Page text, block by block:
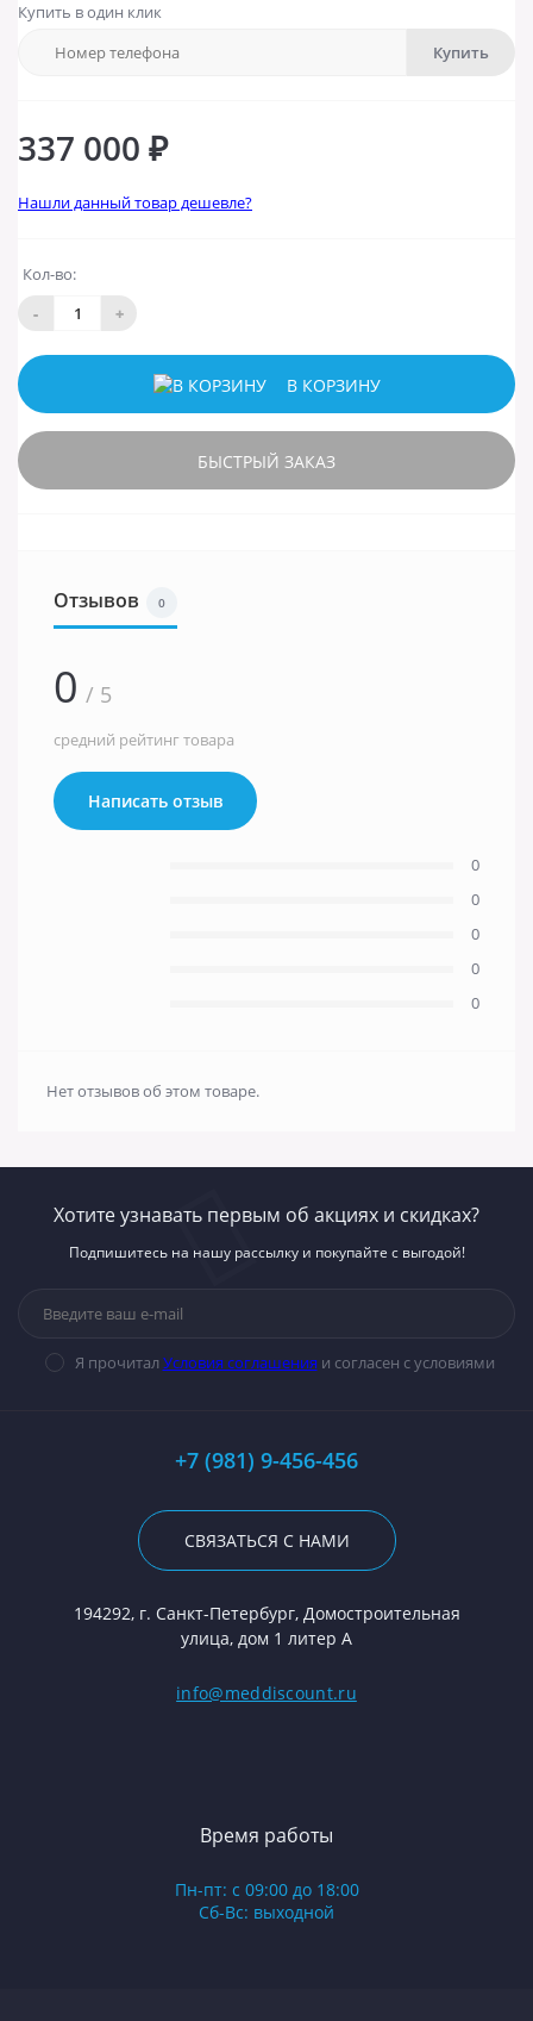
Купить в один клик
Купить
337 000 ₽
Нашли данный товар дешевле?
Кол-во:
-
+
В КОРЗИНУ
БЫСТРЫЙ ЗАКАЗ
Отзывов 0
0 / 5
средний рейтинг товара
Написать отзыв
0
0
0
0
0
Нет отзывов об этом товаре.
Хотите узнавать первым об акциях и скидках?
Подпишитесь на нашу рассылку и покупайте с выгодой!
Я прочитал Условия соглашения и согласен с условиями
+7 (981) 9-456-456
СВЯЗАТЬСЯ С НАМИ
194292, г. Санкт-Петербург, Домостроительная
улица, дом 1 литер А
info@meddiscount.ru
Время работы
Пн-пт: с 09:00 до 18:00
Сб-Вс: выходной